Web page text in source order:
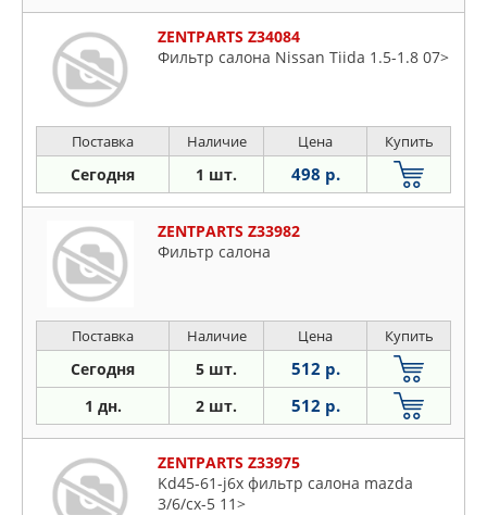
ZENTPARTS Z34084
Фильтр салона Nissan Tiida 1.5-1.8 07>
Поставка Наличие Цена Купить
Сегодня 1 шт. 498 р.
ZENTPARTS Z33982
Фильтр салона
Поставка Наличие Цена Купить
Сегодня 5 шт. 512 р.
1 дн. 2 шт. 512 р.
ZENTPARTS Z33975
Kd45-61-j6x фильтр салона mazda
3/6/cx-5 11>